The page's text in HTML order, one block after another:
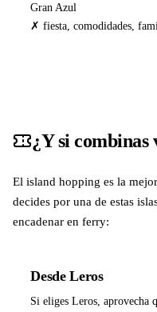
Gran Azul
✗ fiesta, comodidades,
¿Y si combinas
El island hopping es la
decides por una de estas
encadenar en ferry:
Desde Leros
Si eliges Leros, aprovecha